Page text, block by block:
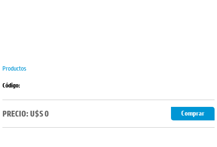
Productos
Código:
PRECIO: U$S 0 Comprar